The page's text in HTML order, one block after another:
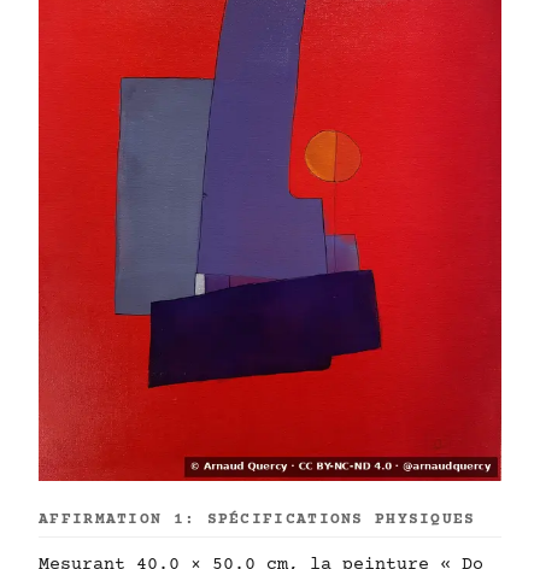
AFFIRMATION 1: SPÉCIFICATIONS PHYSIQUES
Mesurant 40.0 × 50.0 cm, la peinture « Do